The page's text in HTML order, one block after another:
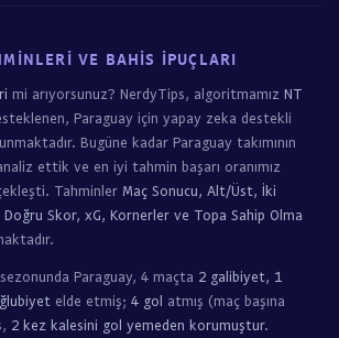
VE BAHIS İPUÇLARI
mi arıyorsunuz? NerdyTips, algoritmamız NT
Paraguay için yapay zeka destekli
Bugüne kadar Paraguay takımının
ettik ve en iyi tahmin başarı oranımız
Tahminler Maç Sonucu, Alt/Üst, İki
Doğru Skor, xG, Kornerler ve Topa Sahip Olma
sezonunda Paraguay, 4 maçta 2 galibiyet, 1
elde etmiş; 4 gol atmış (maç başına
2 kez kalesini gol yemeden korumuştur.